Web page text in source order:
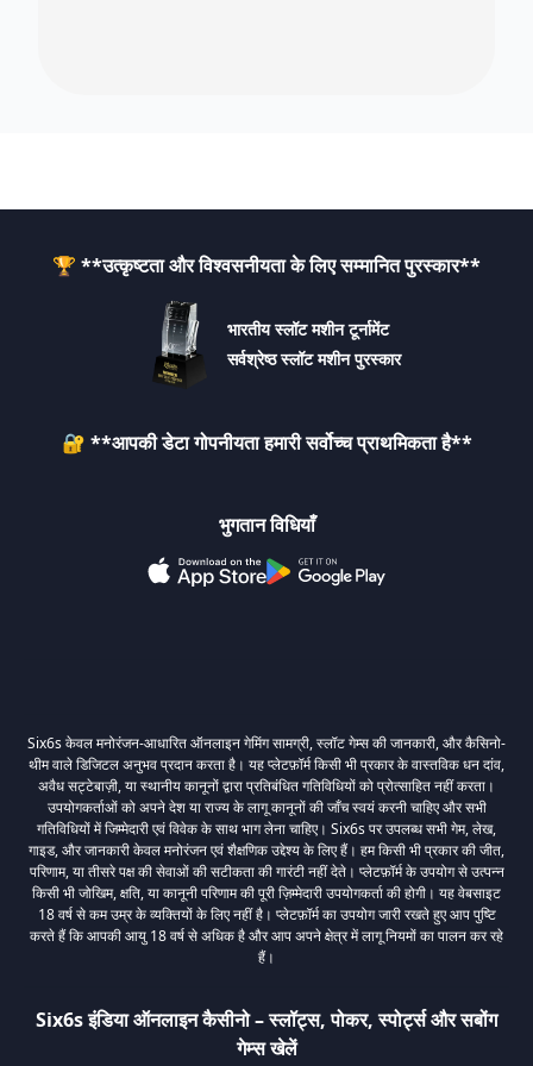
🏆 **उत्कृष्टता और विश्वसनीयता के लिए सम्मानित पुरस्कार**
भारतीय स्लॉट मशीन टूर्नामेंट
सर्वश्रेष्ठ स्लॉट मशीन पुरस्कार
🔐 **आपकी डेटा गोपनीयता हमारी सर्वोच्च प्राथमिकता है**
भुगतान विधियाँ
Six6s केवल मनोरंजन-आधारित ऑनलाइन गेमिंग सामग्री, स्लॉट गेम्स की जानकारी, और कैसिनो-
थीम वाले डिजिटल अनुभव प्रदान करता है। यह प्लेटफ़ॉर्म किसी भी प्रकार के वास्तविक धन दांव,
अवैध सट्टेबाज़ी, या स्थानीय कानूनों द्वारा प्रतिबंधित गतिविधियों को प्रोत्साहित नहीं करता।
उपयोगकर्ताओं को अपने देश या राज्य के लागू कानूनों की जाँच स्वयं करनी चाहिए और सभी
गतिविधियों में जिम्मेदारी एवं विवेक के साथ भाग लेना चाहिए। Six6s पर उपलब्ध सभी गेम, लेख,
गाइड, और जानकारी केवल मनोरंजन एवं शैक्षणिक उद्देश्य के लिए हैं। हम किसी भी प्रकार की जीत,
परिणाम, या तीसरे पक्ष की सेवाओं की सटीकता की गारंटी नहीं देते। प्लेटफ़ॉर्म के उपयोग से उत्पन्न
किसी भी जोखिम, क्षति, या कानूनी परिणाम की पूरी ज़िम्मेदारी उपयोगकर्ता की होगी। यह वेबसाइट
18 वर्ष से कम उम्र के व्यक्तियों के लिए नहीं है। प्लेटफ़ॉर्म का उपयोग जारी रखते हुए आप पुष्टि
करते हैं कि आपकी आयु 18 वर्ष से अधिक है और आप अपने क्षेत्र में लागू नियमों का पालन कर रहे
हैं।
Six6s इंडिया ऑनलाइन कैसीनो – स्लॉट्स, पोकर, स्पोर्ट्स और सबोंग
गेम्स खेलें